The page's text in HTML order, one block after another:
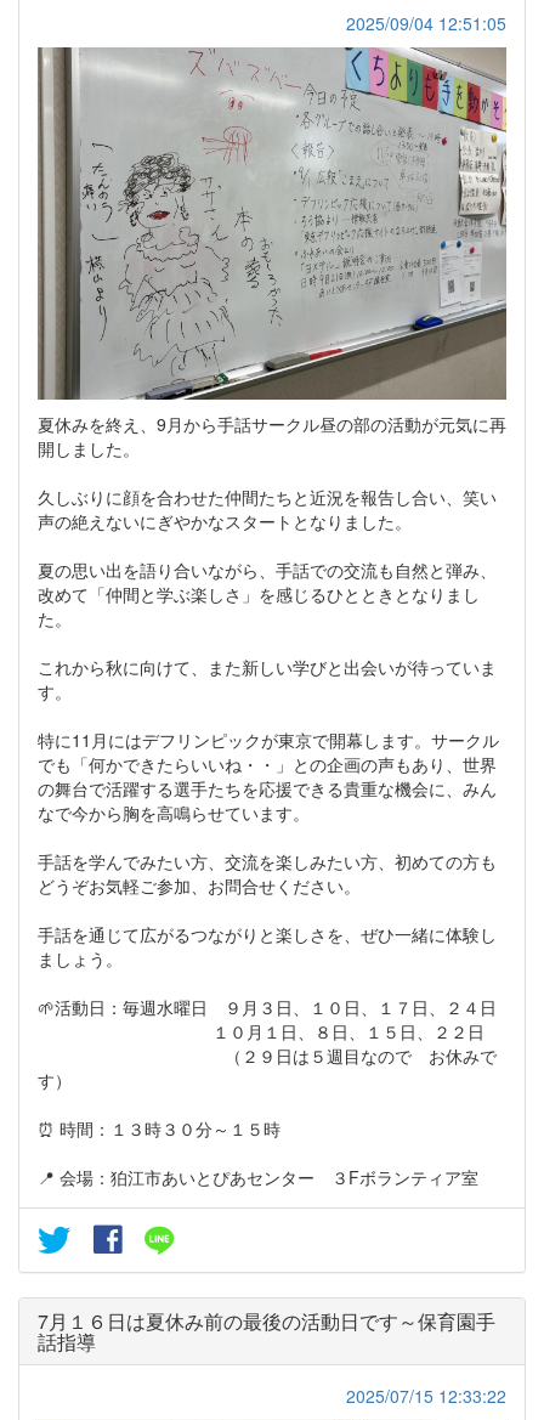
2025/09/04 12:51:05
夏休みを終え、9月から手話サークル昼の部の活動が元気に再
開しました。
久しぶりに顔を合わせた仲間たちと近況を報告し合い、笑い
声の絶えないにぎやかなスタートとなりました。
夏の思い出を語り合いながら、手話での交流も自然と弾み、
改めて「仲間と学ぶ楽しさ」を感じるひとときとなりまし
た。
これから秋に向けて、また新しい学びと出会いが待っていま
す。
特に11月にはデフリンピックが東京で開幕します。サークル
でも「何かできたらいいね・・」との企画の声もあり、世界
の舞台で活躍する選手たちを応援できる貴重な機会に、みん
なで今から胸を高鳴らせています。
手話を学んでみたい方、交流を楽しみたい方、初めての方も
どうぞお気軽ご参加、お問合せください。
手話を通じて広がるつながりと楽しさを、ぜひ一緒に体験し
ましょう。
🌱活動日：毎週水曜日 ９月３日、１０日、１７日、２４日
１０月１日、８日、１５日、２２日
（２９日は５週目なので お休みで
す）
⏰ 時間：１３時３０分～１５時
📍 会場：狛江市あいとぴあセンター ３Fボランティア室
7月１６日は夏休み前の最後の活動日です～保育園手
話指導
2025/07/15 12:33:22